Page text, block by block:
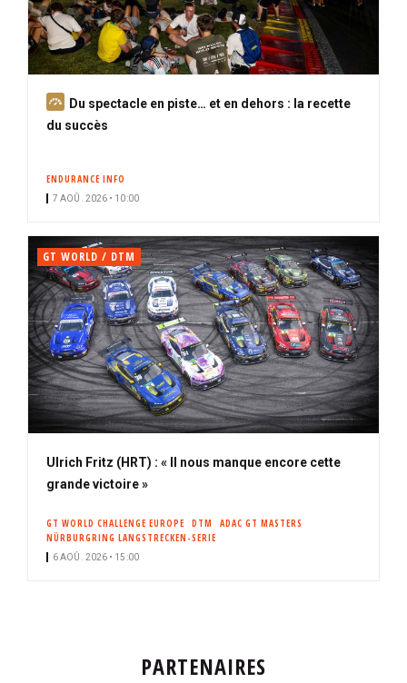
A
b
Du spectacle en piste… et en dehors : la recette
du succès
ENDURANCE INFO
7 AOÛ. 2026 • 10:00
GT WORLD / DTM
Ulrich Fritz (HRT) : « Il nous manque encore cette
grande victoire »
GT WORLD CHALLENGE EUROPE DTM
ADAC GT MASTERS
NÜRBURGRING LANGSTRECKEN-SERIE
6 AOÛ. 2026 • 15:00
PARTENAIRES